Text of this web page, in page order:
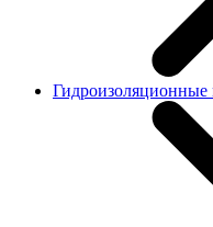
Гидроизоляционные